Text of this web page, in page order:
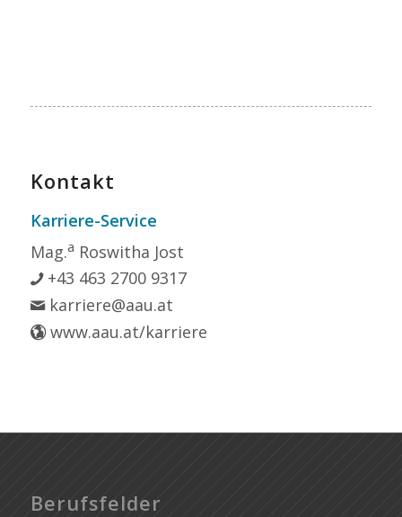
Kontakt
Karriere-Service
Mag.a Roswitha Jost
+43 463 2700 9317
karriere@aau.at
www.aau.at/karriere
Berufsfelder